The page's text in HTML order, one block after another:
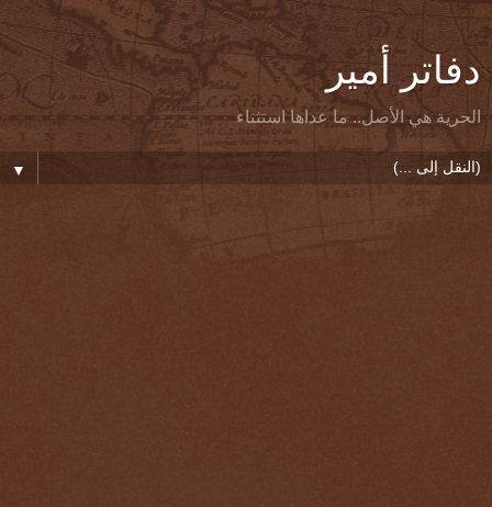
دفاتر أمير
الحرية هي الأصل.. ما عداها استثناء
▼